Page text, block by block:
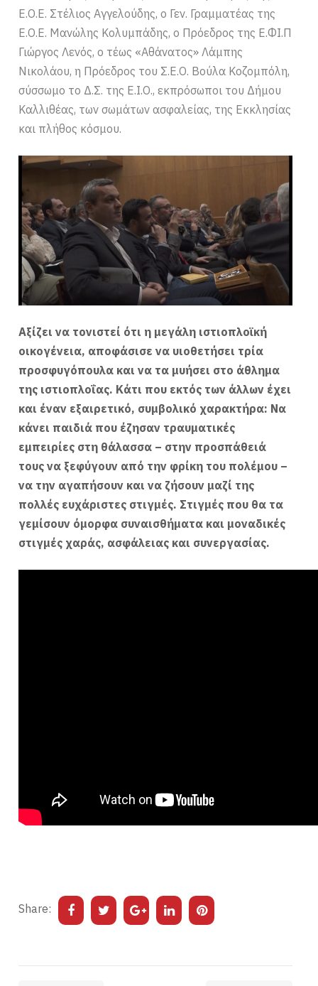
Ε.Ο.Ε. Στέλιος Αγγελούδης, ο Γεν. Γραμματέας της
Ε.Ο.Ε. Μανώλης Κολυμπάδης, ο Πρόεδρος της Ε.ΦΙ.Π
Γιώργος Λενός, ο τέως «Αθάνατος» Λάμπης
Νικολάου, η Πρόεδρος του Σ.Ε.Ο. Βούλα Κοζομπόλη,
σύσσωμο το Δ.Σ. της Ε.Ι.Ο., εκπρόσωποι του Δήμου
Καλλιθέας, των σωμάτων ασφαλείας, της Εκκλησίας
και πλήθος κόσμου.
Αξίζει να τονιστεί ότι η μεγάλη ιστιοπλοϊκή
οικογένεια, αποφάσισε να υιοθετήσει τρία
προσφυγόπουλα και να τα μυήσει στο άθλημα
της ιστιοπλοΐας. Κάτι που εκτός των άλλων έχει
και έναν εξαιρετικό, συμβολικό χαρακτήρα: Να
κάνει παιδιά που έζησαν τραυματικές
εμπειρίες στη θάλασσα – στην προσπάθειά
τους να ξεφύγουν από την φρίκη του πολέμου –
να την αγαπήσουν και να ζήσουν μαζί της
πολλές ευχάριστες στιγμές. Στιγμές που θα τα
γεμίσουν όμορφα συναισθήματα και μοναδικές
στιγμές χαράς, ασφάλειας και συνεργασίας.
Share: